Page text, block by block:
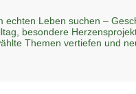
Leben suchen –
besondere
Themen vertiefen und